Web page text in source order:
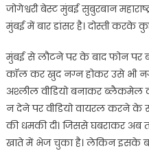
जोगेश्वरी बेस्ट मुंबई सुबुरबान
मुंबई में बार डांसर है। दोस्ती करके
मुंबई से लौटने पर के बाद फोन पर
कॉल कर खुद नग्न होकर उसे भी
अश्लील वीडियो बनाकर ब्लैकमेल
न देने पर वीडियो वायरल करने
की धमकी दी। जिससे घबराकर
खाते में भेज चुका है। लेकिन इसके